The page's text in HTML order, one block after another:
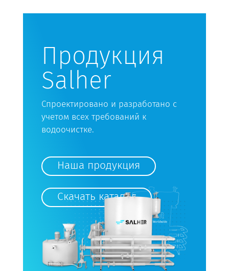
Продукция
Salher
Спроектировано и разработано с
учетом всех требований к
водоочистке.
Наша продукция
Скачать каталог